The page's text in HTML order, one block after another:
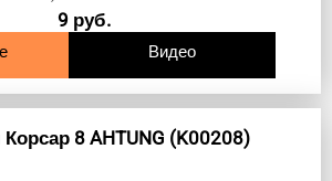
9 руб.
Видео
8 AHTUNG (K00208)